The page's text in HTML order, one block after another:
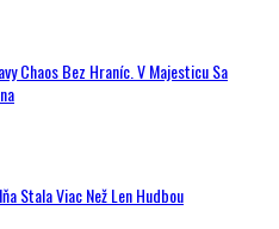
Chaos Bez Hraníc. V Majesticu Sa
Stala Viac Než Len Hudbou